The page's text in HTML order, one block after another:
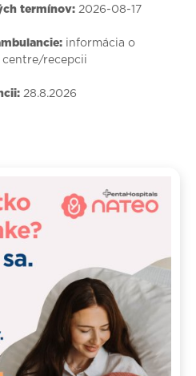
termínov: 2026-08-17
informácia o
recepcii
28.8.2026